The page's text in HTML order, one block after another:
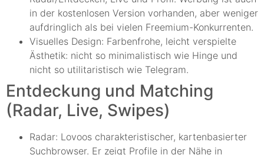
in der kostenlosen Version vorhanden, aber weniger
aufdringlich als bei vielen Freemium-Konkurrenten.
Visuelles Design: Farbenfrohe, leicht verspielte
Ästhetik: nicht so minimalistisch wie Hinge und
nicht so utilitaristisch wie Telegram.
Entdeckung und Matching
(Radar, Live, Swipes)
Radar: Lovoos charakteristischer, kartenbasierter
Suchbrowser. Er zeigt Profile in der Nähe in